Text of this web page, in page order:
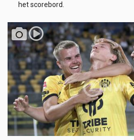
het scorebord.